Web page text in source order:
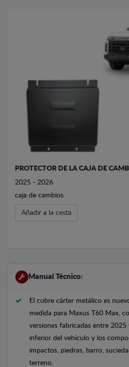
PROTECTOR DE LA CAJA DE
2025 - 2026
caja de cambios
Añadir a la cesta
Manual Técnico:
El cubre cárter metálico es
medida para Maxus T60 Max,
versiones fabricadas entre
inferior del vehículo y los
impactos, piedras, barro,
terreno.